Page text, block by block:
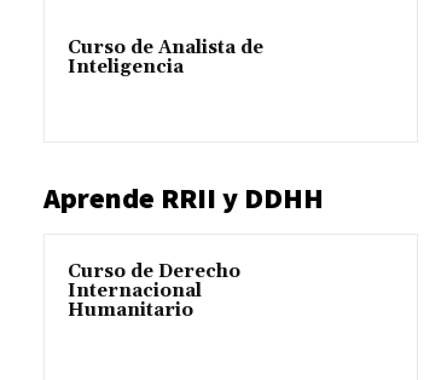
Curso de Analista de
Inteligencia
Aprende RRII y DDHH
Curso de Derecho
Internacional
Humanitario